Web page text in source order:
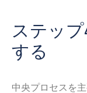
ステッ
する
中央プロセスを